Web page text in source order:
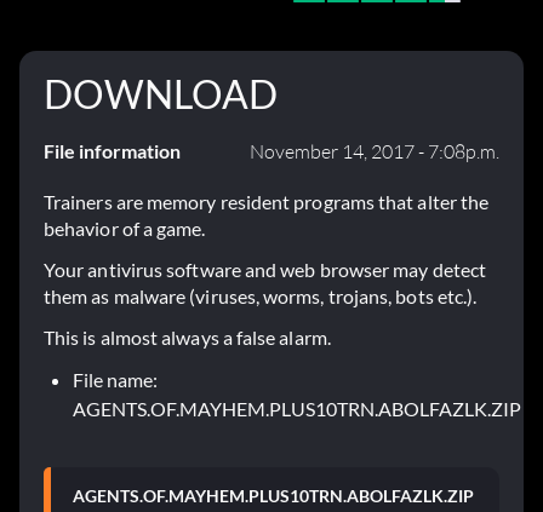
DOWNLOAD
File information November 14, 2017 - 7:08p.m.
Trainers are memory resident programs that alter the
behavior of a game.
Your antivirus software and web browser may detect
them as malware (viruses, worms, trojans, bots etc.).
This is almost always a false alarm.
File name:
AGENTS.OF.MAYHEM.PLUS10TRN.ABOLFAZLK.ZIP
AGENTS.OF.MAYHEM.PLUS10TRN.ABOLFAZLK.ZIP